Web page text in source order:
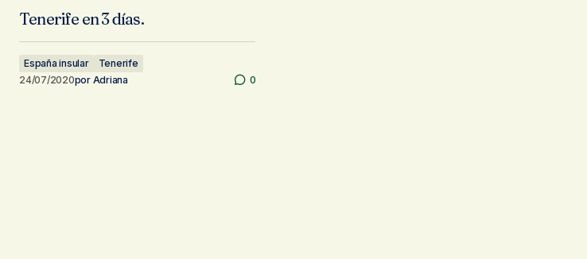
Tenerife en 3 días.
España insular
Tenerife
24/07/2020por Adriana 0